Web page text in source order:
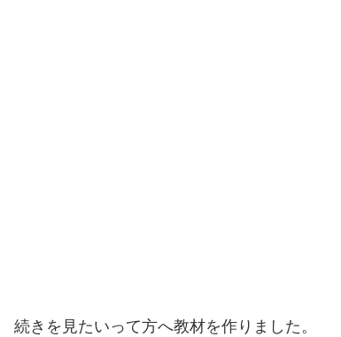
続きを見たいって方へ教材を作りました。